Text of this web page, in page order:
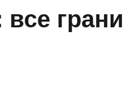
грани